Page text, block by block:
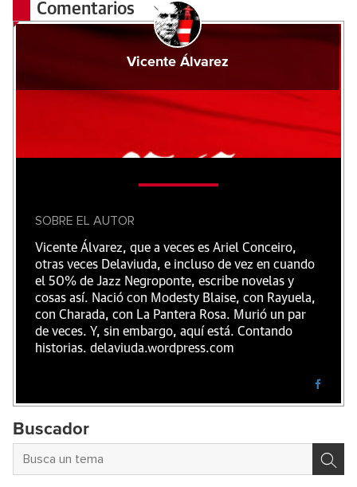
Comentarios
Vicente Álvarez
SOBRE EL AUTOR
Vicente Álvarez, que a veces es Ariel Conceiro,
otras veces Delaviuda, e incluso de vez en cuando
el 50% de Jazz Negroponte, escribe novelas y
cosas así. Nació con Modesty Blaise, con Rayuela,
con Charada, con La Pantera Rosa. Murió un par
de veces. Y, sin embargo, aquí está. Contando
historias. delaviuda.wordpress.com
Buscador